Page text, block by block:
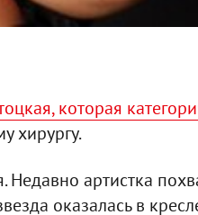
которая
хирургу.
Недавно артистка
оказалась в